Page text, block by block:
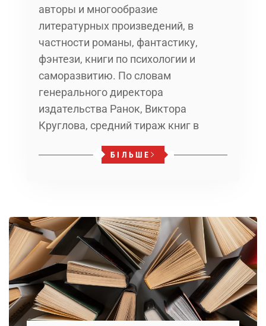
авторы и многообразие
литературных произведений, в
частности романы, фантастику,
фэнтези, книги по психологии и
саморазвитию. По словам
генерального директора
издательства Ранок, Виктора
Круглова, средний тираж книг в
БІЛЬШЕ